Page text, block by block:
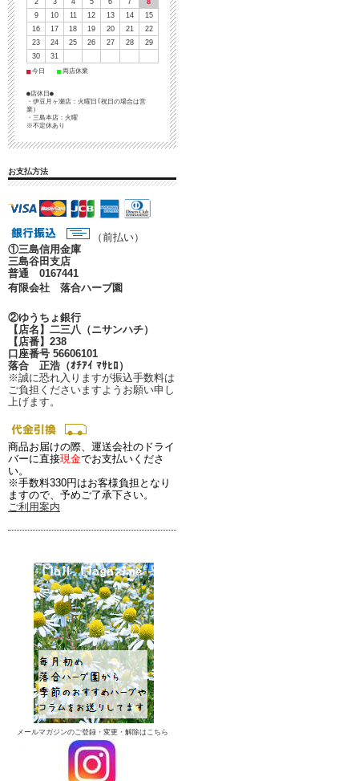
2 3 4 5 6 7
8
9
10 11 12 13 14
15
16
17 18 19 20 21
22
23
24 25 26 27 28
29
30
31
■ 今日 ■ 両店休業
●店休日●
・伊豆月ヶ瀬店：火曜日(祝日の場合は営
業）
・三島本店：火曜
※不定休あり
お支払方法
（前払い）
①三島信用金庫
三島谷田支店
普通 0167441
有限会社 落合ハーブ園
②ゆうちょ銀行
【店名】二三八（ニサンハチ）
【店番】238
口座番号 56606101
落合 正浩（ｵﾁｱｲ ﾏｻﾋﾛ）
※誠に恐れ入りますが振込手数料は
ご負担くださいますようお願い申し
上げます。
商品お届けの際、運送会社のドライ
バーに直接現金でお支払いくださ
い。
※手数料330円はお客様負担となり
ますので、予めご了承下さい。
ご利用案内
メールマガジンのご登録・変更・解除はこちら